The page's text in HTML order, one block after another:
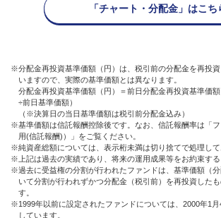
「チャート・分配金」はこち
※分配金再投資基準価額（円）は、税引前の分配金を再投
いますので、実際の基準価額とは異なります。
分配金再投資基準価額（円）＝前日分配金再投資基準価
÷前日基準価額）
（※決算日の当日基準価額は税引前分配金込み）
※基準価額は信託報酬控除後です。なお、信託報酬率は「
用(信託報酬)）」をご覧ください。
※純資産総額については、表示桁未満は切り捨てで処理して
※上記は過去の実績であり、将来の運用成果等をお約束する
※過去に受益権の分割が行われたファンドは、基準価額（
いて分割が行われずかつ分配金（税引前）を再投資した
す。
※1999年以前に設定されたファンドについては、2000年1
しています。